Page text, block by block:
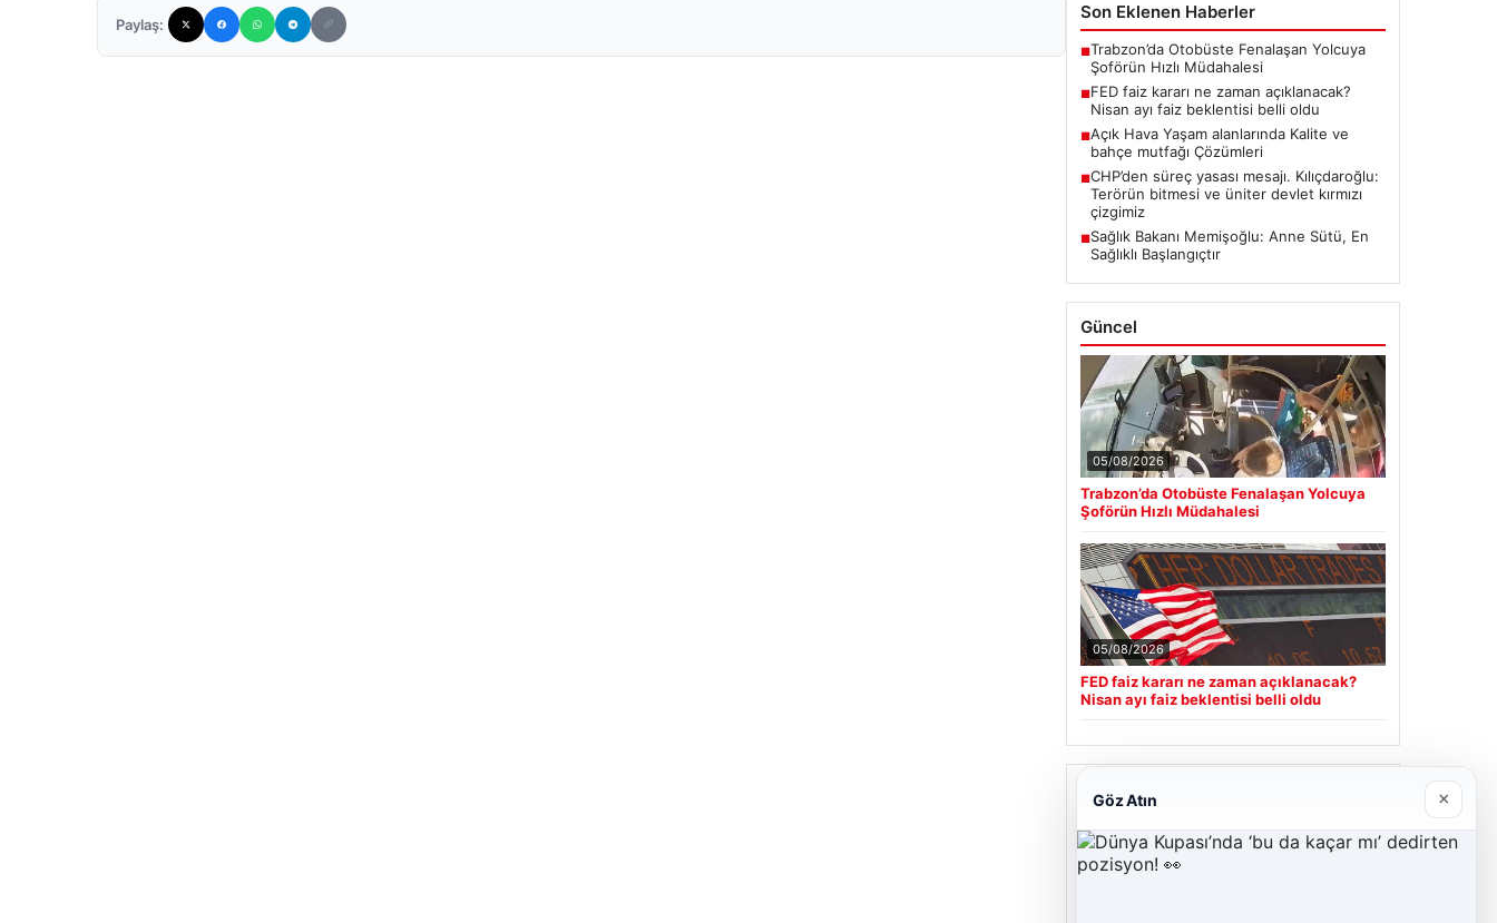
Paylaş:
Son Eklenen Haberler
■Trabzon’da Otobüste Fenalaşan Yolcuya
Şoförün Hızlı Müdahalesi
■FED faiz kararı ne zaman açıklanacak?
Nisan ayı faiz beklentisi belli oldu
■Açık Hava Yaşam alanlarında Kalite ve
bahçe mutfağı Çözümleri
■CHP’den süreç yasası mesajı. Kılıçdaroğlu:
Terörün bitmesi ve üniter devlet kırmızı
çizgimiz
■Sağlık Bakanı Memişoğlu: Anne Sütü, En
Sağlıklı Başlangıçtır
Güncel
05/08/2026
Trabzon’da Otobüste Fenalaşan Yolcuya
Şoförün Hızlı Müdahalesi
05/08/2026
FED faiz kararı ne zaman açıklanacak?
Nisan ayı faiz beklentisi belli oldu
Son Eklenen Firmalar
Cengiz Sigorta
23/06/2026
Göz Atın ×